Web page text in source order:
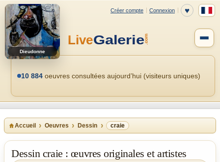
Dieudonne
10 884 oeuvres consultées aujourd’hui (visiteurs uniques)
Accueil Oeuvres Dessin craie
Dessin craie : œuvres originales et artistes